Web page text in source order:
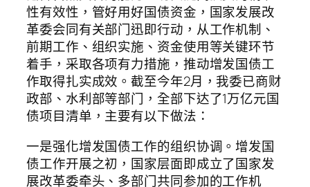
性有效性，管好用好国债资金，国家发展改
革委会同有关部门迅即行动，从工作机制、
前期工作、组织实施、资金使用等关键环节
着手，采取各项有力措施，推动增发国债工
作取得扎实成效。截至今年2月，我委已商财
政部、水利部等部门，全部下达了1万亿元国
债项目清单，主要有以下做法：
一是强化增发国债工作的组织协调。增发国
债工作开展之初，国家层面即成立了国家发
展改革委牵头、多部门共同参加的工作机